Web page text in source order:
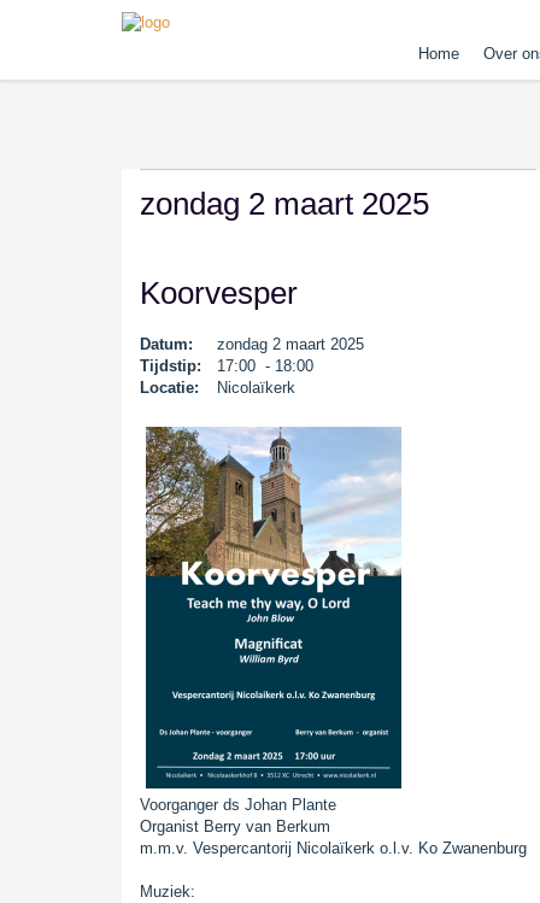
Home Over
zondag 2 maart 2025
Koorvesper
Datum:
zondag 2 maart 2025
Tijdstip:
17:00 - 18:00
Locatie:
Nicolaïkerk
Voorganger ds Johan Plante
Organist Berry van Berkum
m.m.v. Vespercantorij Nicolaïkerk o.l.v. Ko Zwanenburg
Muziek: